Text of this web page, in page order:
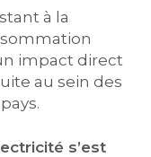
à la
impact direct
au sein des
s’est